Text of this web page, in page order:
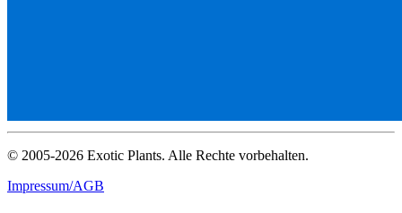
© 2005-2026 Exotic Plants. Alle Rechte vorbehalten.
Impressum/AGB